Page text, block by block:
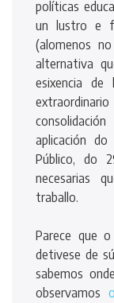
políticas
un lustro e
(alomenos
alternativa
esixencia de
aplicación
Público, do
necesarias
traballo.
Parece que
detivese de
sabemos
observamos